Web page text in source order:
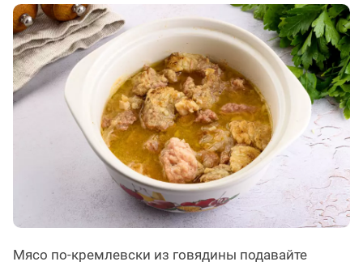
Мясо по-кремлевски из говядины подавайте